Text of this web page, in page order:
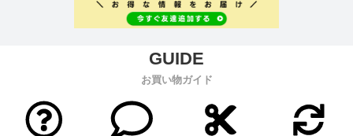
お買い物ガイド